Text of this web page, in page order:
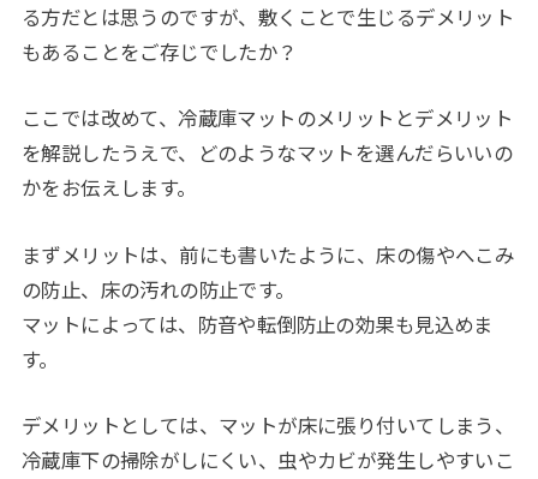
る方だとは思うのですが、敷くことで生じるデメリット
もあることをご存じでしたか？
ここでは改めて、冷蔵庫マットのメリットとデメリット
を解説したうえで、どのようなマットを選んだらいいの
かをお伝えします。
まずメリットは、前にも書いたように、床の傷やへこみ
の防止、床の汚れの防止です。
マットによっては、防音や転倒防止の効果も見込めま
す。
デメリットとしては、マットが床に張り付いてしまう、
冷蔵庫下の掃除がしにくい、虫やカビが発生しやすいこ